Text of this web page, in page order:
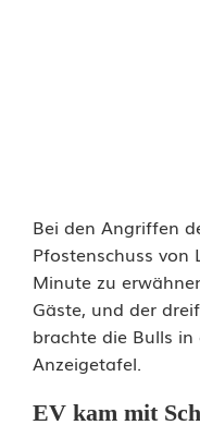
Bei den Angriffen
Pfostenschuss von
Minute zu
Gäste, und der
brachte die Bulls
Anzeigetafel.
EV kam mit